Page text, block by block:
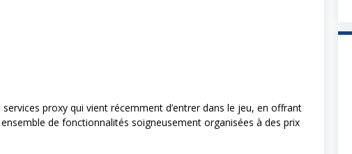
proxy qui vient récemment d’entrer dans le jeu, en offrant
de fonctionnalités soigneusement organisées à des prix